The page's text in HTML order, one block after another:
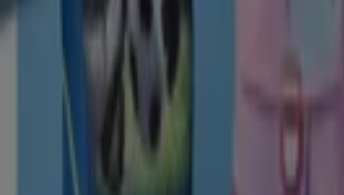
Läuft am 15.8. ab
Geschäfte in der Nähe
alltours Reisecenter